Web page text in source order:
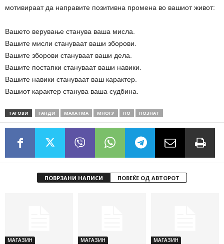
мотивираат да направите позитивна промена во вашиот живот:
Вашето верување станува ваша мисла.
Вашите мисли стануваат ваши зборови.
Вашите зборови стануваат ваши дела.
Вашите постапки стануваат ваши навики.
Вашите навики стануваат ваш карактер.
Вашиот карактер станува ваша судбина.
ТАГОВИ ГАНДИ МАХАТМА МНОГУ ПО ПОЗНАТ
ПОВРЗАНИ НАПИСИ ПОВЕЌЕ ОД АВТОРОТ
МАГАЗИН МАГАЗИН МАГАЗИН